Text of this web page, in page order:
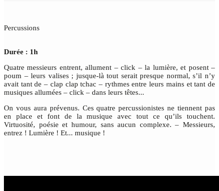
Percussions
Durée : 1h
Quatre messieurs entrent, allument – click – la lumière, et posent –
poum – leurs valises ; jusque-là tout serait presque normal, s’il n’y
avait tant de – clap clap tchac – rythmes entre leurs mains et tant de
musiques allumées – click – dans leurs têtes...
On vous aura prévenus. Ces quatre percussionistes ne tiennent pas
en place et font de la musique avec tout ce qu’ils touchent.
Virtuosité, poésie et humour, sans aucun complexe. – Messieurs,
entrez ! Lumière ! Et... musique !